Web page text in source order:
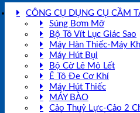
CÔNG CỤ DỤNG CỤ CẦM
Súng Bơm Mỡ
Bộ Tô Vít Lục Giác Sao
Máy Hàn Thiếc-Máy
Máy Hút Bụi
Bộ Cờ Lê Mỏ Lết
Ê Tô Đe Cơ Khí
Máy Hút Thiếc
MÁY BÀO
Cảo Thuỷ Lực-Cảo 2